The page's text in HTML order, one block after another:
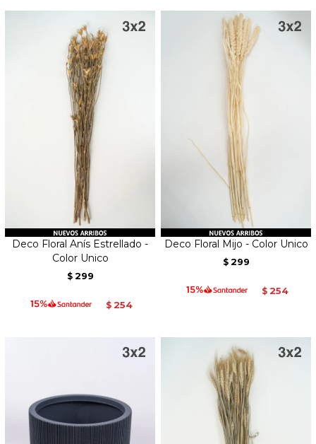
Deco Floral Anís Estrellado -
Color Unico
$ 299
$ 254
Deco Floral Mijo - Color Unico
$ 299
$ 254